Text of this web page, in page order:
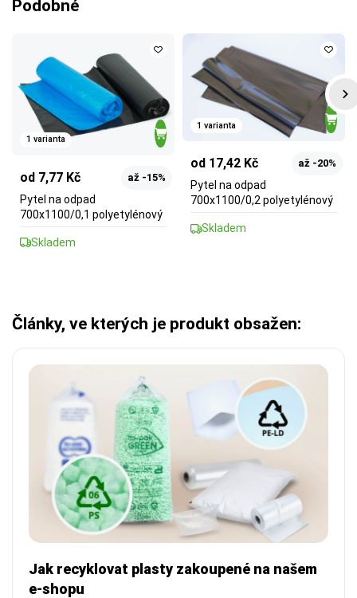
Podobné
1 varianta
od 7,77 Kč až -15%
Pytel na odpad
700x1100/0,1 polyetylénový
Skladem
1 varianta
od 17,42 Kč až -20%
Pytel na odpad
700x1100/0,2 polyetylénový
Skladem
Články, ve kterých je produkt obsažen:
Jak recyklovat plasty zakoupené na našem
e-shopu